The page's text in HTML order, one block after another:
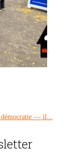
démocratie — il...